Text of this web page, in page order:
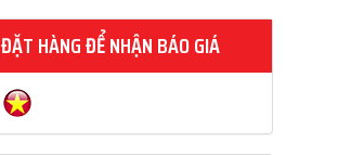
ĐẶT HÀNG ĐỂ NHẬN BÁO GIÁ